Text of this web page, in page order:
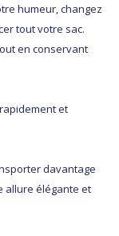
humeur, changez
tout votre sac.
en conservant
et
davantage
allure élégante et